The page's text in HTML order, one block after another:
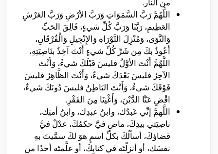
اللَّهُمَّ رَبَّ السَّمَوَاتِ وَرَبَّ الأرْضِ وَرَبَّ العَرْشِ
العَظِيمِ، رَبَّنَا وَرَبَّ كُلِّ شيءٍ، فَالِقَ الحَبِّ
وَالنَّوَى، وَمُنْزِلَ التَّوْرَاةِ وَالإِنْجِيلِ وَالْفُرْقَانِ،
أَعُوذُ بكَ مِن شَرِّ كُلِّ شيءٍ أَنْتَ آخِذٌ بنَاصِيَتِهِ،
اللَّهُمَّ أَنْتَ الأوَّلُ فليسَ قَبْلَكَ شيءٌ، وَأَنْتَ
الآخِرُ فليسَ بَعْدَكَ شيءٌ، وَأَنْتَ الظَّاهِرُ فليسَ
فَوْقَكَ شيءٌ، وَأَنْتَ البَاطِنُ فليسَ دُونَكَ شيءٌ،
اقْضِ عَنَّا الدَّيْنَ، وَأَغْنِنَا مِنَ الفَقْرِ.
اللَّهمَّ إنِّي عَبدُك، وابنُ عبدِك، وابنُ أمتِك،
ناصِيَتي بيدِكَ، ماضٍ فيَّ حكمُكَ، عدْلٌ فيَّ
قضاؤكَ، أسألُكَ بكلِّ اسمٍ هوَ لكَ سمَّيتَ بهِ
نفسَك، أو أنزلْتَه في كتابِكَ، أو علَّمتَه أحدًا من